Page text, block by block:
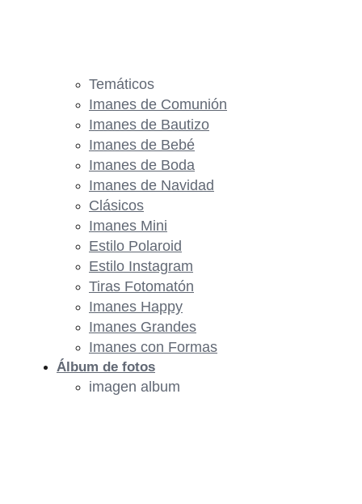
Temáticos
Imanes de Comunión
Imanes de Bautizo
Imanes de Bebé
Imanes de Boda
Imanes de Navidad
Clásicos
Imanes Mini
Estilo Polaroid
Estilo Instagram
Tiras Fotomatón
Imanes Happy
Imanes Grandes
Imanes con Formas
Álbum de fotos
imagen album